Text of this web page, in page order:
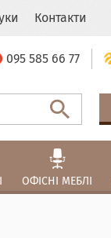
Контакти
095 585 66 77
ОФІСНІ МЕБЛІ